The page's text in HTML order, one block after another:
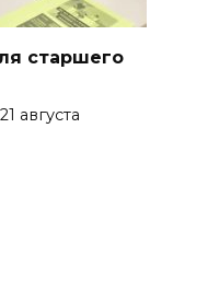
старшего
августа